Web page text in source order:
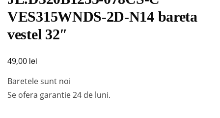
VES315WNDS-2D-N14 bareta
vestel 32″
49,00 lei
Baretele sunt noi
Se ofera garantie 24 de luni.